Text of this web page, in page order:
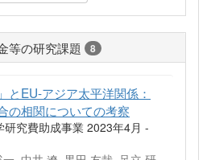
等の研究課題 8
とEU-アジア太平洋関係：
の相関についての考察
研究費助成事業 2023年4月 -